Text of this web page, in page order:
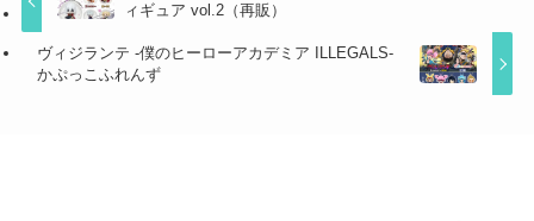
ィギュア vol.2（再販）
ヴィジランテ -僕のヒーローアカデミア ILLEGALS-
かぷっこふれんず